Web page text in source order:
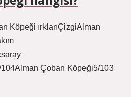
Köpeği ırklarıÇizgiAlman
104Alman Çoban Köpeği5/103